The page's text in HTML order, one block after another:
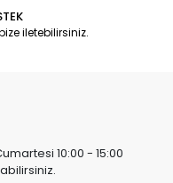
iletebilirsiniz.
10:00 - 15:00